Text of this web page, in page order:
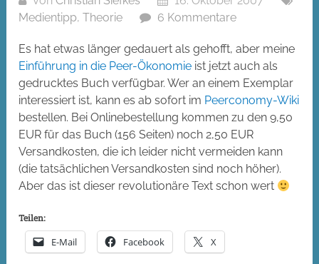
Medientipp,Theorie 6 Kommentare
Es hat etwas länger gedauert als gehofft, aber meine
Einführung in die Peer-Ökonomie ist jetzt auch als
gedrucktes Buch verfügbar. Wer an einem Exemplar
interessiert ist, kann es ab sofort im Peerconomy-Wiki
bestellen. Bei Onlinebestellung kommen zu den 9,50
EUR für das Buch (156 Seiten) noch 2,50 EUR
Versandkosten, die ich leider nicht vermeiden kann
(die tatsächlichen Versandkosten sind noch höher).
Aber das ist dieser revolutionäre Text schon wert
Teilen:
E-Mail Facebook X